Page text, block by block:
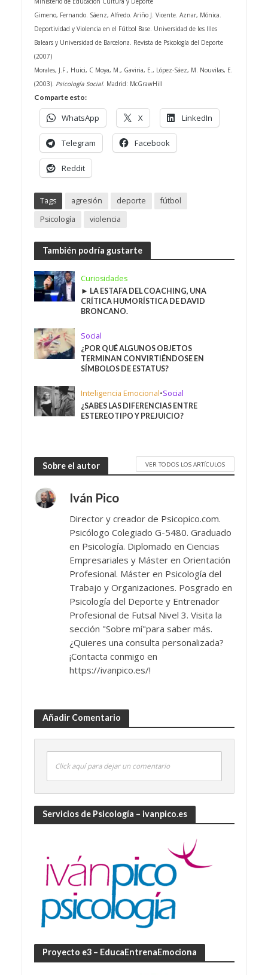
Gimeno, Fernando. Sáenz, Alfredo. Ariño J. Vicente. Aznar, Mónica.
Deportividad y Violencia en el Fútbol Base. Universidad de les Illes
Balears y Universidad de Barcelona. Revista de Psicología del Deporte
(2007)
Morales, J.F., Huici, C Moya, M., Gaviria, E., López-Sáez, M. Nouvilas, E.
(2003). Psicología Social. Madrid: McGrawHill
Comparte esto:
WhatsApp X LinkedIn
Telegram Facebook
Reddit
Tags agresión deporte
fútbol
Psicología
violencia
También podría gustarte
Curiosidades
► LA ESTAFA DEL COACHING, UNA
CRÍTICA HUMORÍSTICA DE DAVID
BRONCANO.
Social
¿POR QUÉ ALGUNOS OBJETOS
TERMINAN CONVIRTIÉNDOSE EN
SÍMBOLOS DE ESTATUS?
Inteligencia Emocional•Social
¿SABES LAS DIFERENCIAS ENTRE
ESTEREOTIPO Y PREJUICIO?
Sobre el autor VER TODOS LOS ARTÍCULOS
Iván Pico
Director y creador de Psicopico.com.
Psicólogo Colegiado G-5480. Graduado
en Psicología. Diplomado en Ciencias
Empresariales y Máster en Orientación
Profesional. Máster en Psicología del
Trabajo y Organizaciones. Posgrado en
Psicología del Deporte y Entrenador
Profesional de Futsal Nivel 3. Visita la
sección "Sobre mí"para saber más.
¿Quieres una consulta personalizada?
¡Contacta conmigo en
https://ivanpico.es/!
Añadir Comentario
Click aquí para dejar un comentario
Servicios de Psicología – ivanpico.es
Proyecto e3 – EducaEntrenaEmociona